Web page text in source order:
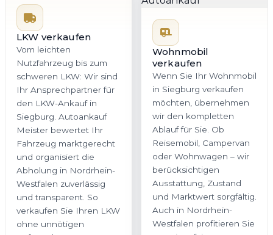
LKW verkaufen
Vom leichten
Nutzfahrzeug bis zum
schweren LKW: Wir sind
Ihr Ansprechpartner für
den LKW-Ankauf in
Siegburg. Autoankauf
Meister bewertet Ihr
Fahrzeug marktgerecht
und organisiert die
Abholung in Nordrhein-
Westfalen zuverlässig
und transparent. So
verkaufen Sie Ihren LKW
ohne unnötigen
Wohnmobil
verkaufen
Wenn Sie Ihr Wohnmobil
in Siegburg verkaufen
möchten, übernehmen
wir den kompletten
Ablauf für Sie. Ob
Reisemobil, Campervan
oder Wohnwagen – wir
berücksichtigen
Ausstattung, Zustand
und Marktwert sorgfältig.
Auch in Nordrhein-
Westfalen profitieren Sie